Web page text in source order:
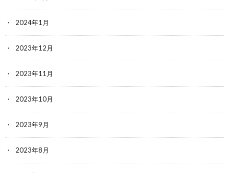
2024年1月
2023年12月
2023年11月
2023年10月
2023年9月
2023年8月